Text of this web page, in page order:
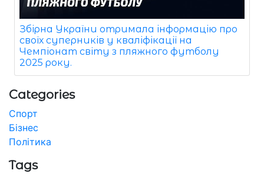
Збірна України отримала інформацію про
своїх суперників у кваліфікації на
Чемпіонат світу з пляжного футболу
2025 року.
Categories
Спорт
Бізнес
Політика
Tags